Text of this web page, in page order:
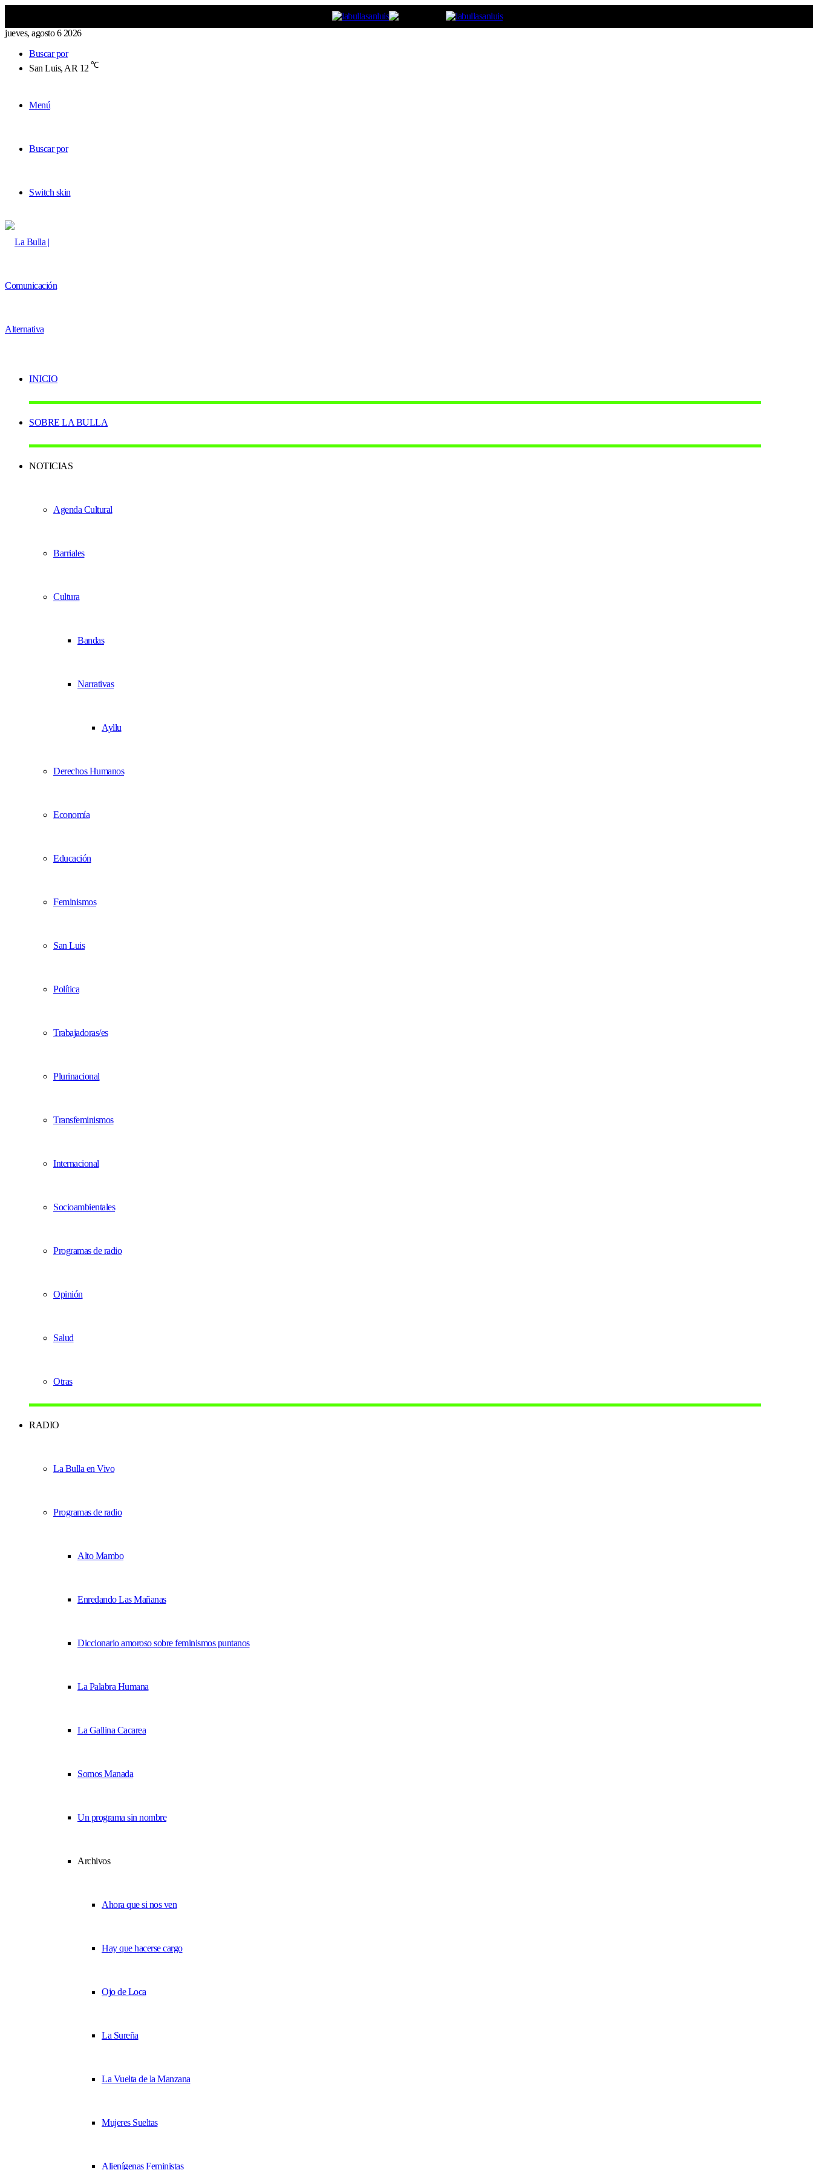
jueves, agosto 6 2026
Buscar por
San Luis, AR 12 ℃
Menú
Buscar por
Switch skin
INICIO
SOBRE LA BULLA
NOTICIAS
Agenda Cultural
Barriales
Cultura
Bandas
Narrativas
Ayllu
Derechos Humanos
Economía
Educación
Feminismos
San Luis
Política
Trabajadoras/es
Plurinacional
Transfeminismos
Internacional
Socioambientales
Programas de radio
Opinión
Salud
Otras
RADIO
La Bulla en Vivo
Programas de radio
Alto Mambo
Enredando Las Mañanas
Diccionario amoroso sobre feminismos puntanos
La Palabra Humana
La Gallina Cacarea
Somos Manada
Un programa sin nombre
Archivos
Ahora que si nos ven
Hay que hacerse cargo
Ojo de Loca
La Sureña
La Vuelta de la Manzana
Mujeres Sueltas
Alienígenas Feministas